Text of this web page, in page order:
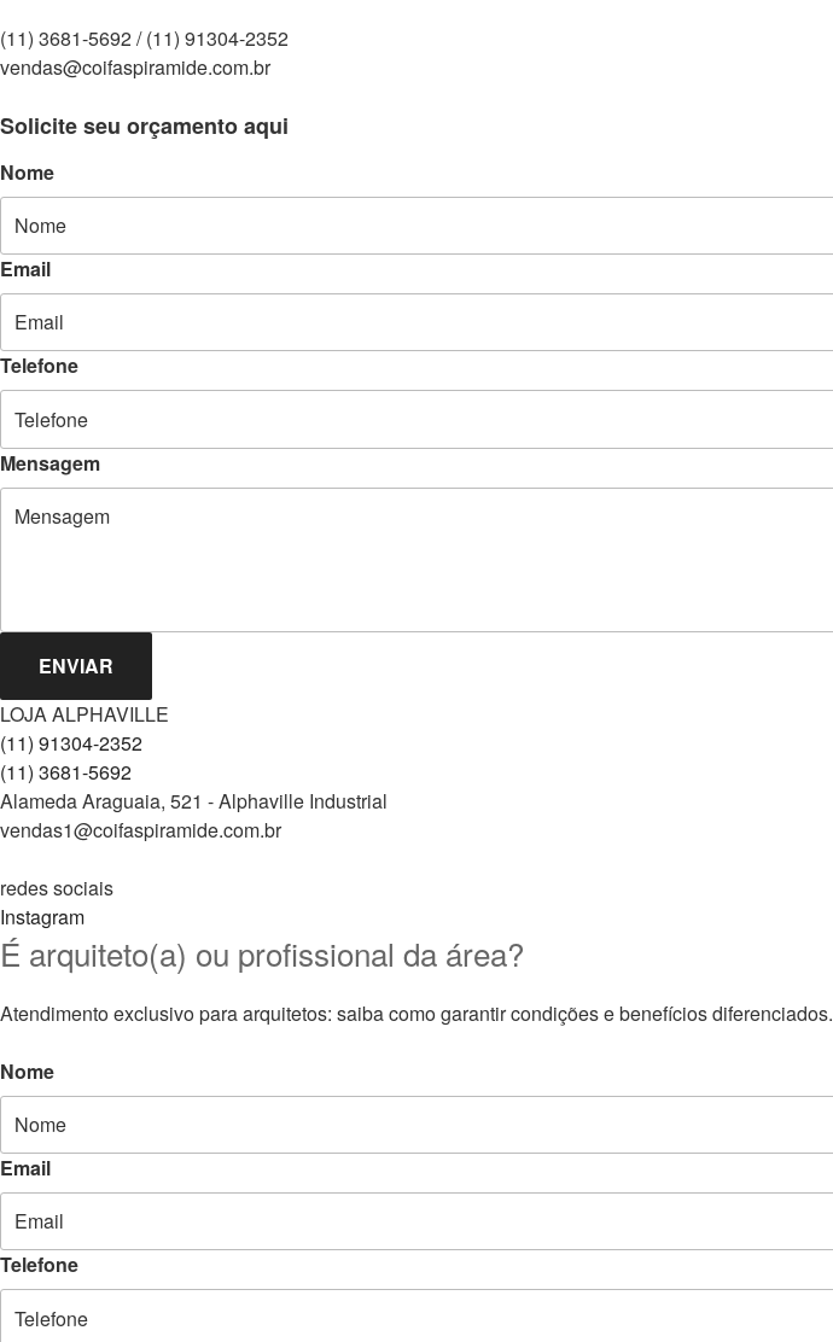
(11) 3681-5692 / (11) 91304-2352
vendas@coifaspiramide.com.br
Solicite seu orçamento aqui
Nome
Email
Telefone
Mensagem
ENVIAR
LOJA ALPHAVILLE
(11) 91304-2352
(11) 3681-5692
Alameda Araguaia, 521 - Alphaville Industrial
vendas1@coifaspiramide.com.br
redes sociais
Instagram
É arquiteto(a) ou profissional da área?
Atendimento exclusivo para arquitetos: saiba como garantir condições e benefícios diferenciados.
Nome
Email
Telefone